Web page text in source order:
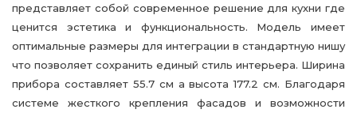
представляет собой современное решение для кухни где
ценится эстетика и функциональность. Модель имеет
оптимальные размеры для интеграции в стандартную нишу
что позволяет сохранить единый стиль интерьера. Ширина
прибора составляет 55.7 см а высота 177.2 см. Благодаря
системе жесткого крепления фасадов и возможности